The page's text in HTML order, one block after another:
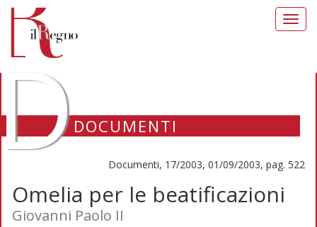
DOCUMENTI
Documenti, 17/2003, 01/09/2003, pag. 522
Omelia per le beatificazioni
Giovanni Paolo II